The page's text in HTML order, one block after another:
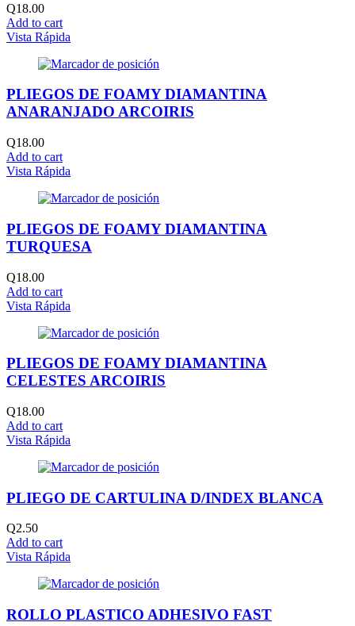
Q18.00
Add to cart
Vista Rápida
PLIEGOS DE FOAMY DIAMANTINA
ANARANJADO ARCOIRIS
Q18.00
Add to cart
Vista Rápida
PLIEGOS DE FOAMY DIAMANTINA
TURQUESA
Q18.00
Add to cart
Vista Rápida
PLIEGOS DE FOAMY DIAMANTINA
CELESTES ARCOIRIS
Q18.00
Add to cart
Vista Rápida
PLIEGO DE CARTULINA D/INDEX BLANCA
Q2.50
Add to cart
Vista Rápida
ROLLO PLASTICO ADHESIVO FAST